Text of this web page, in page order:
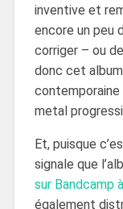
inventive et
encore un peu
corriger – ou
donc cet
metal
Et, puisque
signale que
sur Bandcamp
également